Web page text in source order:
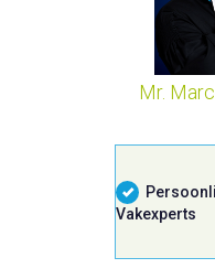
Mr.
Vakexperts